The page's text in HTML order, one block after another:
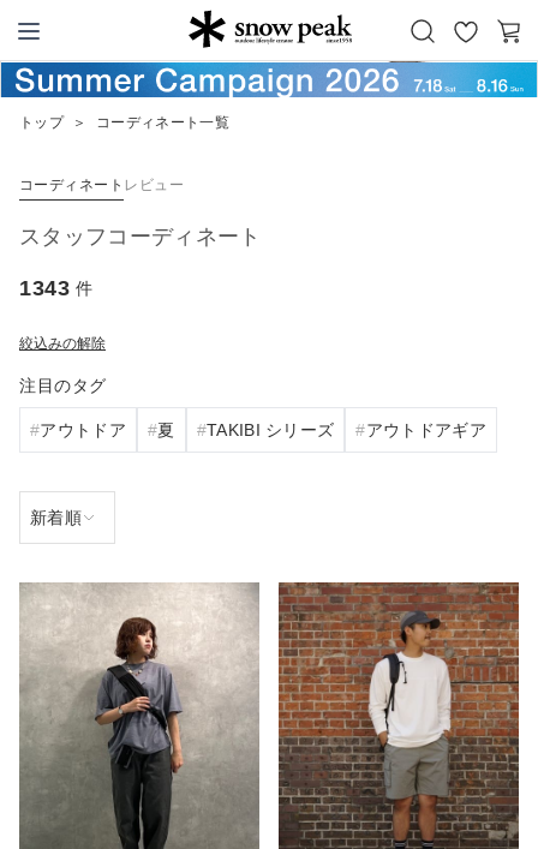
Snow Peak
お
気
カ
ー
トップ ＞ コーディネート一覧
コーディネート レビュー
スタッフコーディネート
1343 件
絞込みの解除
注目のタグ
アウトドア 夏 TAKIBI シリーズ アウトドアギア